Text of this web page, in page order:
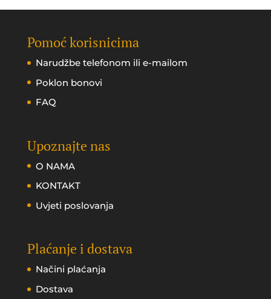
Pomoć korisnicima
Narudžbe telefonom ili e-mailom
Poklon bonovi
FAQ
Upoznajte nas
O NAMA
KONTAKT
Uvjeti poslovanja
Plaćanje i dostava
Načini plaćanja
Dostava